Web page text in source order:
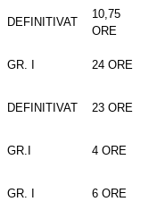
DEFINITIVAT
10,75
ORE
GR. I 24 ORE
DEFINITIVAT 23 ORE
GR.I 4 ORE
GR. I 6 ORE